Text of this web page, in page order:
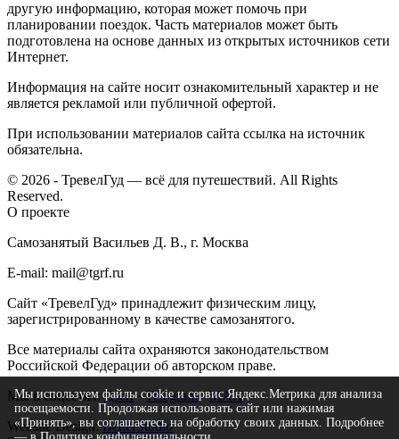
другую информацию, которая может помочь при
планировании поездок. Часть материалов может быть
подготовлена на основе данных из открытых источников сети
Интернет.
Информация на сайте носит ознакомительный характер и не
является рекламой или публичной офертой.
При использовании материалов сайта ссылка на источник
обязательна.
© 2026 - ТревелГуд — всё для путешествий. All Rights
Reserved.
О проекте
Самозанятый Васильев Д. В., г. Москва
E-mail: mail@tgrf.ru
Сайт «ТревелГуд» принадлежит физическим лицу,
зарегистрированному в качестве самозанятого.
Все материалы сайта охраняются законодательством
Российской Федерации об авторском праве.
Мы в соцсетях:Дзен·Telegram·MAX
Website Design:BetterStudio
Мы используем файлы cookie и сервис Яндекс.Метрика для анализа
посещаемости. Продолжая использовать сайт или нажимая
«Принять», вы соглашаетесь на обработку своих данных. Подробнее